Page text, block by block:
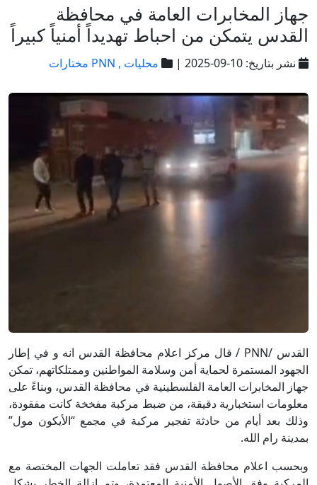
جهاز المخابرات العامة في محافظة
القدس يتمكن من احباط تهديداً أمنياً كبيراً
نشر بتاريخ: 10-09-2025 | محليات , PNN مختارات
القدس /PNN / قال مركز اعلام محافظة القدس انه و في إطار
الجهود المستمرة لحماية أمن وسلامة المواطنين وممتلكاتهم، تمكن
جهاز المخابرات العامة الفلسطينية في محافظة القدس، وبناءً على
معلومات استخبارية دقيقة، من ضبط مركبة مفخخة كانت مفقودة،
وذلك بعد أيام من حادثة تفجير مركبة في مجمع “الأيكون مول”
بمدينة رام الله.
وبحسب اعلام محافظة القدس فقد تعاملت الجهات المختصة مع